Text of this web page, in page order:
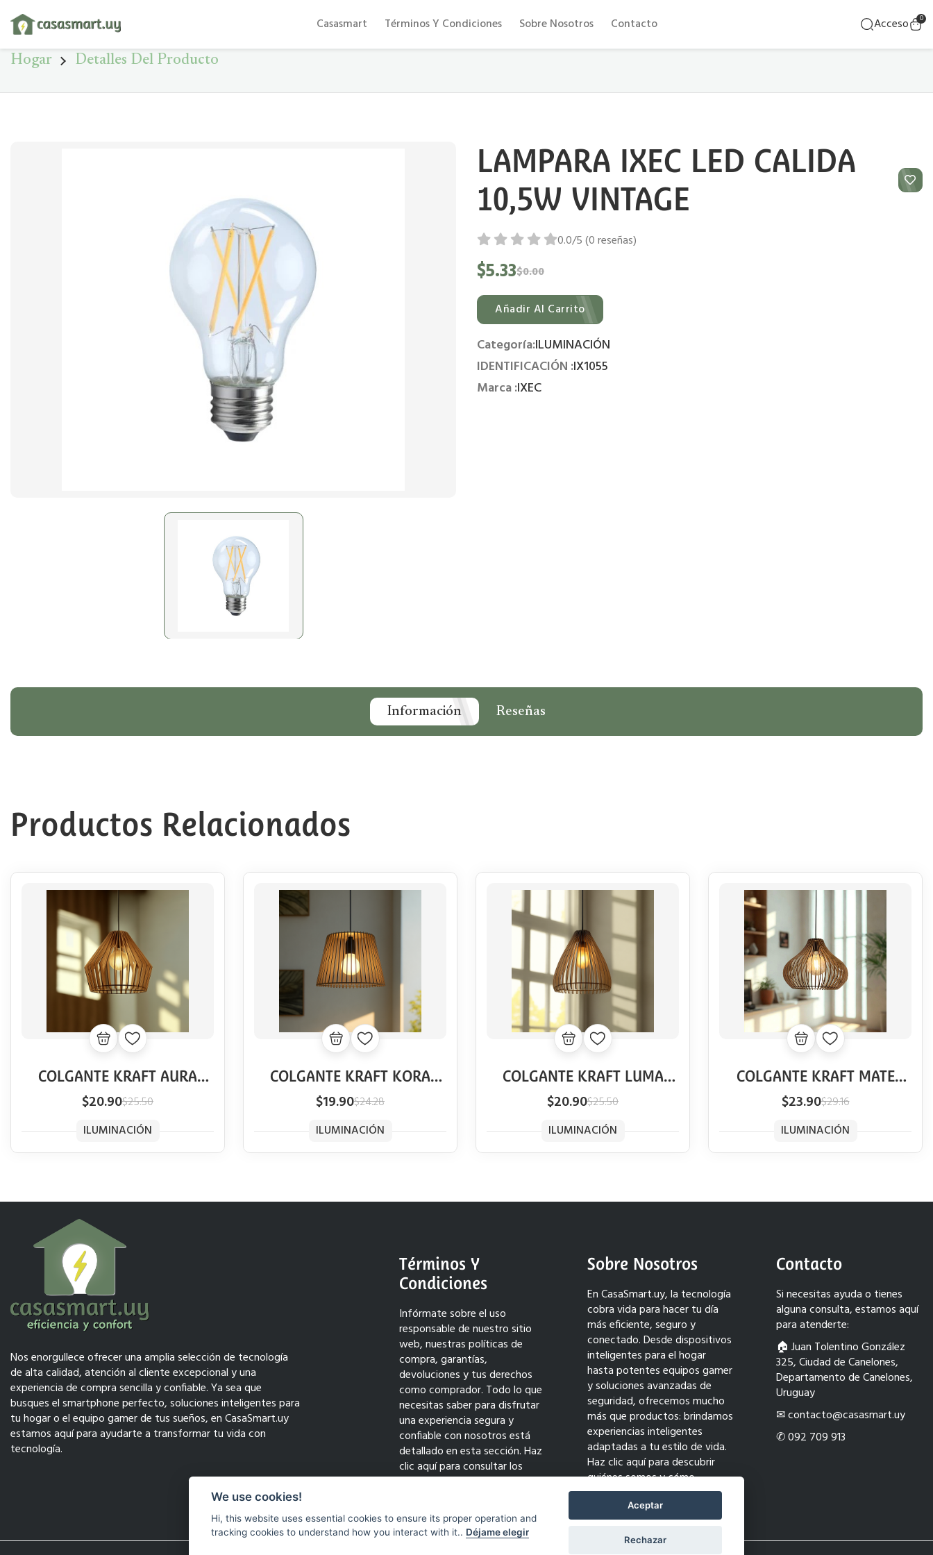
Casasmart Términos Y Condiciones Sobre Nosotros Contacto Acceso 0
Hogar Detalles Del Producto
LAMPARA IXEC LED CALIDA
10,5W VINTAGE
0.0/5 (0 reseñas)
$5.33$0.00
Añadir Al Carrito
Categoría:ILUMINACIÓN
IDENTIFICACIÓN :IX1055
Marca :IXEC
Información Reseñas
Productos Relacionados
COLGANTE KRAFT AURA
VINTAGE
$20.90$25.50
ILUMINACIÓN
COLGANTE KRAFT KORA
VINTAGE
$19.90$24.28
ILUMINACIÓN
COLGANTE KRAFT LUMA
VINTAGE
$20.90$25.50
ILUMINACIÓN
COLGANTE KRAFT MATE
VINTAGE
$23.90$29.16
ILUMINACIÓN
Nos enorgullece ofrecer una amplia selección de tecnología
de alta calidad, atención al cliente excepcional y una
experiencia de compra sencilla y confiable. Ya sea que
busques el smartphone perfecto, soluciones inteligentes para
tu hogar o el equipo gamer de tus sueños, en CasaSmart.uy
estamos aquí para ayudarte a transformar tu vida con
tecnología.
Términos Y
Condiciones
Infórmate sobre el uso
responsable de nuestro sitio
web, nuestras políticas de
compra, garantías,
devoluciones y tus derechos
como comprador. Todo lo que
necesitas saber para disfrutar
una experiencia segura y
confiable con nosotros está
detallado en esta sección. Haz
clic aquí para consultar los
términos completos y comprar
Sobre Nosotros
En CasaSmart.uy, la tecnología
cobra vida para hacer tu día
más eficiente, seguro y
conectado. Desde dispositivos
inteligentes para el hogar
hasta potentes equipos gamer
y soluciones avanzadas de
seguridad, ofrecemos mucho
más que productos: brindamos
experiencias inteligentes
adaptadas a tu estilo de vida.
Haz clic aquí para descubrir
quiénes somos y cómo
transformamos tu mundo con
innovación.
Contacto
Si necesitas ayuda o tienes
alguna consulta, estamos aquí
para atenderte:
🏠︎ Juan Tolentino González
325, Ciudad de Canelones,
Departamento de Canelones,
Uruguay
✉ contacto@casasmart.uy
✆ 092 709 913
We use cookies!
Hi, this website uses essential cookies to ensure its proper operation and
tracking cookies to understand how you interact with it.. Déjame elegir
Aceptar
Rechazar